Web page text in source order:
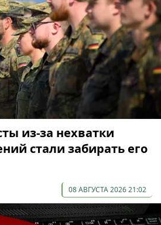
из-за нехватки
стали забирать его
08 АВГУСТА 2026 21:02